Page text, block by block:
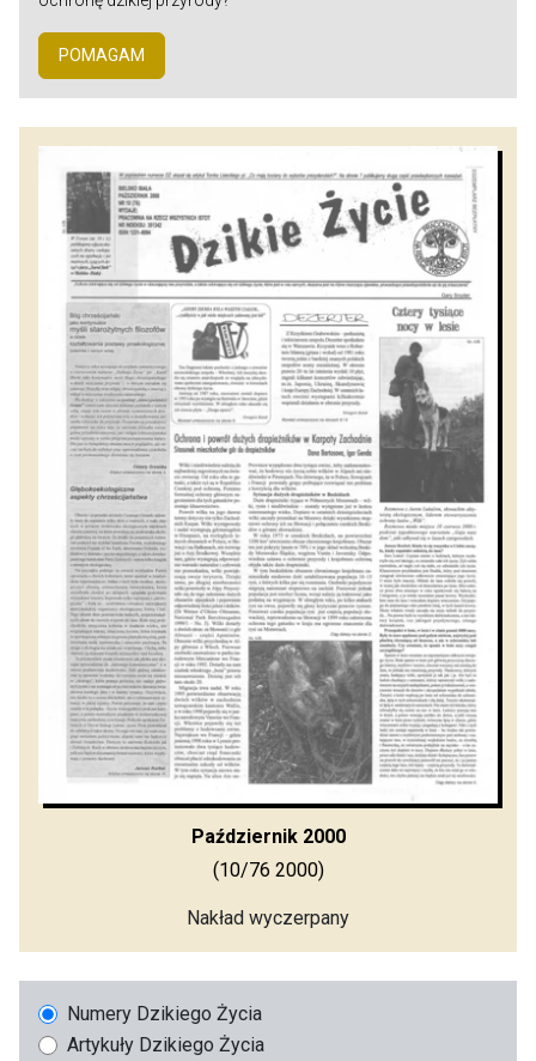
POMAGAM
Październik 2000
(10/76 2000)
Nakład wyczerpany
Numery Dzikiego Życia
Artykuły Dzikiego Życia